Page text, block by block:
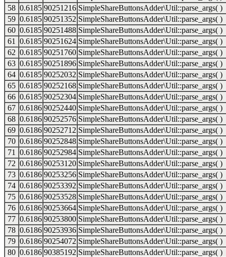
58 0.6185 90251216 SimpleShareButtonsAdder\Util::parse_args( )
59 0.6185 90251352 SimpleShareButtonsAdder\Util::parse_args( )
60 0.6185 90251488 SimpleShareButtonsAdder\Util::parse_args( )
61
0.6185 90251624 SimpleShareButtonsAdder\Util::parse_args( )
62 0.6185 90251760 SimpleShareButtonsAdder\Util::parse_args( )
63 0.6185 90251896 SimpleShareButtonsAdder\Util::parse_args( )
64 0.6185 90252032 SimpleShareButtonsAdder\Util::parse_args( )
65 0.6185 90252168 SimpleShareButtonsAdder\Util::parse_args( )
66 0.6185 90252304 SimpleShareButtonsAdder\Util::parse_args( )
67 0.6186 90252440 SimpleShareButtonsAdder\Util::parse_args( )
68 0.6186 90252576 SimpleShareButtonsAdder\Util::parse_args( )
69 0.6186 90252712 SimpleShareButtonsAdder\Util::parse_args( )
70 0.6186 90252848 SimpleShareButtonsAdder\Util::parse_args( )
71
0.6186 90252984 SimpleShareButtonsAdder\Util::parse_args( )
72 0.6186 90253120 SimpleShareButtonsAdder\Util::parse_args( )
73 0.6186 90253256 SimpleShareButtonsAdder\Util::parse_args( )
74 0.6186 90253392 SimpleShareButtonsAdder\Util::parse_args( )
75 0.6186 90253528 SimpleShareButtonsAdder\Util::parse_args( )
76 0.6186 90253664 SimpleShareButtonsAdder\Util::parse_args( )
77 0.6186 90253800 SimpleShareButtonsAdder\Util::parse_args( )
78 0.6186 90253936 SimpleShareButtonsAdder\Util::parse_args( )
79 0.6186 90254072 SimpleShareButtonsAdder\Util::parse_args( )
80 0.6186 90385192 SimpleShareButtonsAdder\Util::parse_args( )